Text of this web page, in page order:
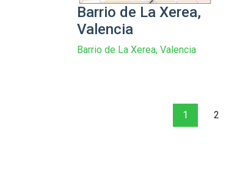
Barrio de La Xerea,
Valencia
Barrio de La Xerea, Valencia
1 2